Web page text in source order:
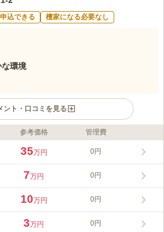
込できる 檀家になる必要なし
環境
ント・口コミを見る
ト
初となる樹木葬を主体とした霊園です。全区
葬墓は、墓標となる樹木（シンボルツリー）を
周辺に遺骨を埋葬するお墓です。永代供養付
ココン墓は、通常のお墓と同じように、個別に
けられるお墓です。合祀墓は竹をモチーフとし
標）の下、さまざまな人と一緒に眠る永代供
されていません。
参考価格 管理費
35万円 0円
7万円 0円
10万円 0円
3万円 0円